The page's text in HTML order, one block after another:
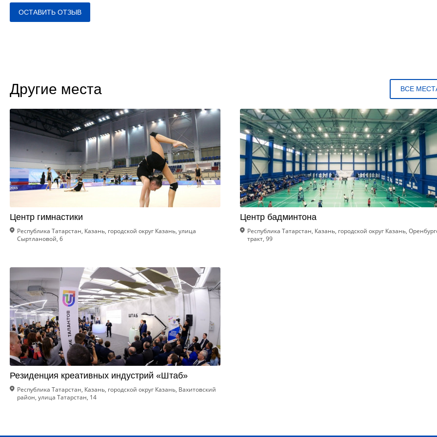
ОСТАВИТЬ ОТЗЫВ
Другие места ВСЕ
Центр гимнастики
Республика Татарстан, Казань, городской округ Казань, улица
Сыртлановой, 6
Центр бадминтона
Республика Татарстан, Казань, городской округ Казань,
тракт, 99
Резиденция креативных индустрий «Штаб»
Республика Татарстан, Казань, городской округ Казань, Вахитовский
район, улица Татарстан, 14